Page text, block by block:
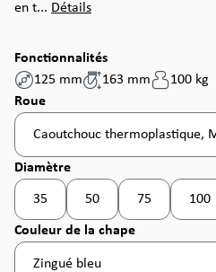
en t... Détails
Fonctionnalités
125 mm
163 mm
100 kg
Sélectionnez
Roue
Caoutchouc thermoplastique,
Sélectionnez
Diamètre
35
(Cette option n'est pas disponible
50
(Cette option n'est pas
75
(Cette option
100
Sélectionnez
Couleur de la chape
Zingué bleu